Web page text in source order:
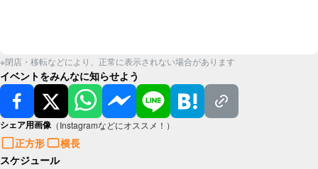
※閉店・移転などにより、正常に表示されない場合があります
イベントをみんなに知らせよう
シェア用画像 （Instagramなどにオススメ！）
正方形
横長
スケジュール